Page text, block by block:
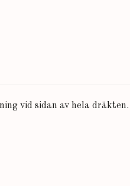
vid sidan av hela dräkten.